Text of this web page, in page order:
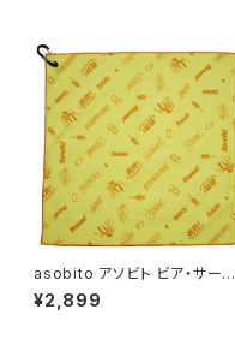
asobito アソビト ビア・サーモ
ラップ
¥2,899